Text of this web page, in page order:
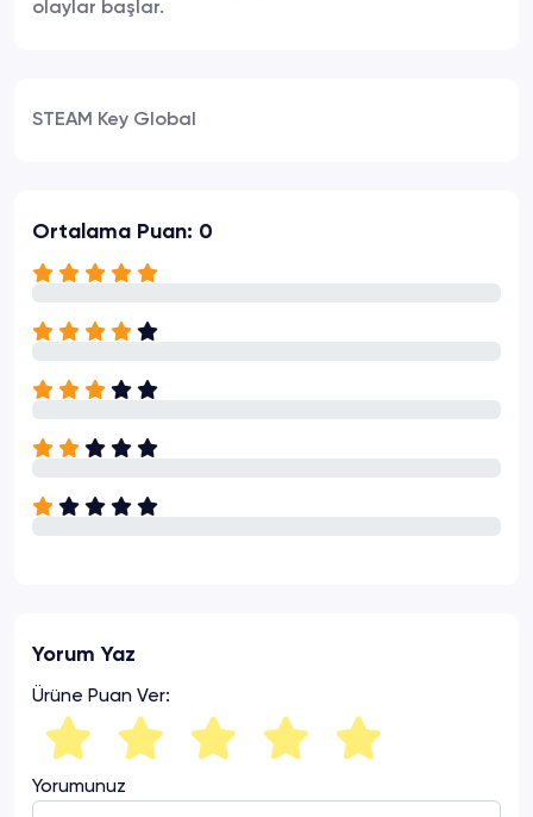
olaylar başlar.
STEAM Key Global
Ortalama Puan: 0
Yorum Yaz
Ürüne Puan Ver:
Yorumunuz